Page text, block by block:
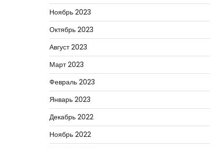
Ноябрь 2023
Октябрь 2023
Август 2023
Март 2023
Февраль 2023
Январь 2023
Декабрь 2022
Ноябрь 2022